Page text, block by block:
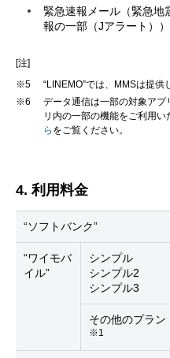
緊急速報メール（緊急地
報の一部（Jアラート）
[注]
※5
“LINEMO”では、MMSは提供
※6
データ通信は一部の対象ア
リ内の一部の機能をご利用
ら をご覧ください。
4. 利用料金
“ソフトバンク”
“ワイモバ
イル”
シンプル
シンプル2
シンプル3
その他のプラン
※1